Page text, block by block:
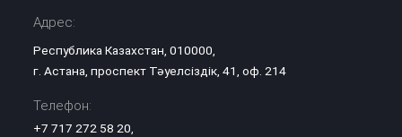
Адрес:
Республика Казахстан, 010000,
г. Астана, проспект Тәуелсіздік, 41, оф. 214
Телефон:
+7 717 272 58 20